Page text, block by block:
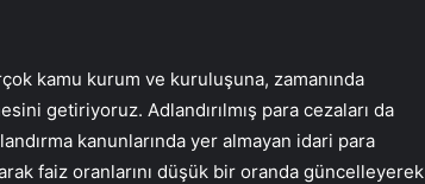
kamu kurum ve kuruluşuna, zamanında
getiriyoruz. Adlandırılmış para cezaları da
kanunlarında yer almayan idari para
faiz oranlarını düşük bir oranda güncelleyerek